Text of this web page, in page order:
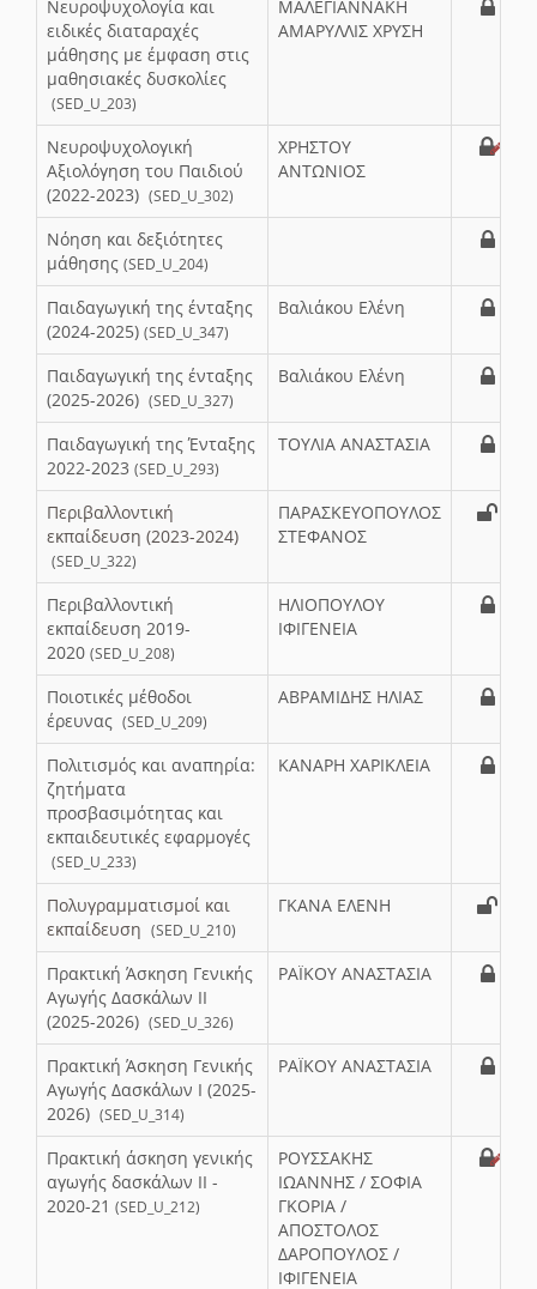
Νευροψυχολογία και
ειδικές διαταραχές
μάθησης με έμφαση στις
μαθησιακές δυσκολίες
(SED_U_203)
ΜΑΛΕΓΙΑΝΝΑΚΗ
ΑΜΑΡΥΛΛΙΣ ΧΡΥΣΗ
Νευροψυχολογική
Αξιολόγηση του Παιδιού
(2022-2023) (SED_U_302)
ΧΡΗΣΤΟΥ
ΑΝΤΩΝΙΟΣ
Νόηση και δεξιότητες
μάθησης (SED_U_204)
Παιδαγωγική της ένταξης
(2024-2025) (SED_U_347)
Βαλιάκου Ελένη
Παιδαγωγική της ένταξης
(2025-2026) (SED_U_327)
Βαλιάκου Ελένη
Παιδαγωγική της Ένταξης
2022-2023 (SED_U_293)
ΤΟΥΛΙΑ ΑΝΑΣΤΑΣΙΑ
Περιβαλλοντική
εκπαίδευση (2023-2024)
(SED_U_322)
ΠΑΡΑΣΚΕΥΟΠΟΥΛΟΣ
ΣΤΕΦΑΝΟΣ
Περιβαλλοντική
εκπαίδευση 2019-
2020 (SED_U_208)
ΗΛΙΟΠΟΥΛΟΥ
ΙΦΙΓΕΝΕΙΑ
Ποιοτικές μέθοδοι
έρευνας (SED_U_209)
ΑΒΡΑΜΙΔΗΣ ΗΛΙΑΣ
Πολιτισμός και αναπηρία:
ζητήματα
προσβασιμότητας και
εκπαιδευτικές εφαρμογές
(SED_U_233)
ΚΑΝΑΡΗ ΧΑΡΙΚΛΕΙΑ
Πολυγραμματισμοί και
εκπαίδευση (SED_U_210)
ΓΚΑΝΑ ΕΛΕΝΗ
Πρακτική Άσκηση Γενικής
Αγωγής Δασκάλων IΙ
(2025-2026) (SED_U_326)
ΡΑΪΚΟΥ ΑΝΑΣΤΑΣΙΑ
Πρακτική Άσκηση Γενικής
Αγωγής Δασκάλων Ι (2025-
2026) (SED_U_314)
ΡΑΪΚΟΥ ΑΝΑΣΤΑΣΙΑ
Πρακτική άσκηση γενικής
αγωγής δασκάλων ΙΙ -
2020-21 (SED_U_212)
ΡΟΥΣΣΑΚΗΣ
ΙΩΑΝΝΗΣ / ΣΟΦΙΑ
ΓΚΟΡΙΑ /
ΑΠΟΣΤΟΛΟΣ
ΔΑΡΟΠΟΥΛΟΣ /
ΙΦΙΓΕΝΕΙΑ